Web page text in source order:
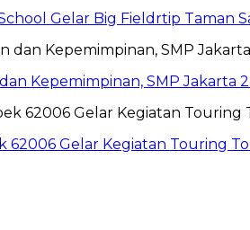
Gelar Big Fieldrtip Taman
Kepemimpinan, SMP
62006 Gelar Kegiatan Touring